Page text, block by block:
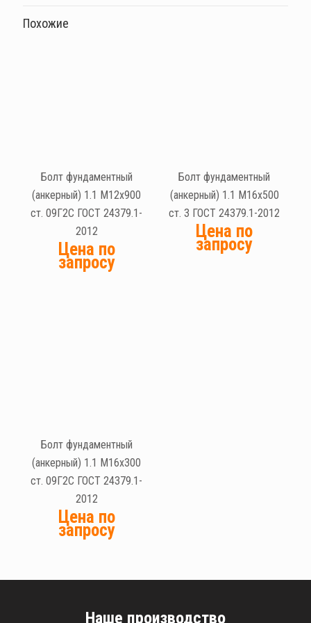
Похожие
Болт фундаментный
(анкерный) 1.1 М12х900
ст. 09Г2С ГОСТ 24379.1-
2012
Цена по
запросу
Болт фундаментный
(анкерный) 1.1 М16х500
ст. 3 ГОСТ 24379.1-2012
Цена по
запросу
Болт фундаментный
(анкерный) 1.1 М16х300
ст. 09Г2С ГОСТ 24379.1-
2012
Цена по
запросу
Наше производство